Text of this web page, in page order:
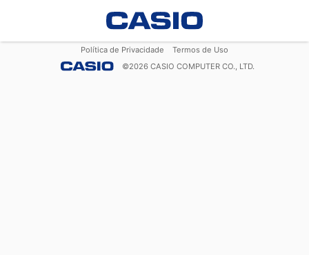
Política de Privacidade
Termos de Uso
©2026 CASIO COMPUTER CO., LTD.